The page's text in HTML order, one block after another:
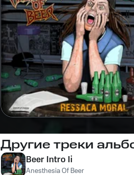
Другие треки
Beer Intro Ii
Anesthesia Of Beer